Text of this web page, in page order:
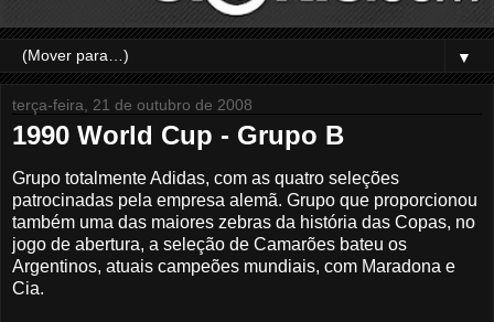
▼
terça-feira, 21 de outubro de 2008
1990 World Cup - Grupo B
Grupo totalmente Adidas, com as quatro seleções
patrocinadas pela empresa alemã. Grupo que proporcionou
também uma das maiores zebras da história das Copas, no
jogo de abertura, a seleção de Camarões bateu os
Argentinos, atuais campeões mundiais, com Maradona e
Cia.